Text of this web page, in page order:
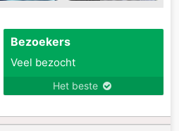
Bezoekers
Veel bezocht
Het beste